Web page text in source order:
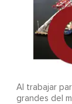
Al trabajar
grandes del